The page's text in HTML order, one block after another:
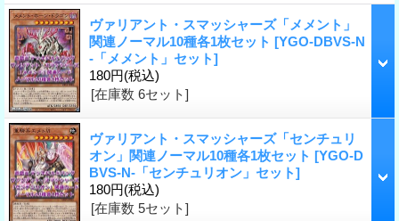
ヴァリアント・スマッシャーズ「メメント」
関連ノーマル10種各1枚セット [YGO-DBVS-N
-「メメント」セット]
180円(税込)
[在庫数 6セット]
ヴァリアント・スマッシャーズ「センチュリ
オン」関連ノーマル10種各1枚セット [YGO-D
BVS-N-「センチュリオン」セット]
180円(税込)
[在庫数 5セット]